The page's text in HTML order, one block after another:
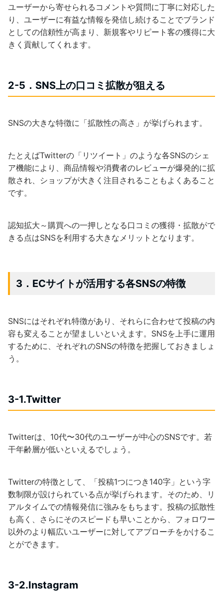
ユーザーから寄せられるコメントや質問に丁寧に対応した
り、ユーザーに有益な情報を発信し続けることでブランド
としての信頼性が高まり、新規客やリピート客の獲得に大
きく貢献してくれます。
2-5．SNS上の口コミ拡散が狙える
SNSの大きな特徴に「拡散性の高さ」が挙げられます。
たとえばTwitterの「リツイート」のような各SNSのシェ
ア機能により、商品情報や消費者のレビューが爆発的に拡
散され、ショップが大きく注目されることもよくあること
です。
認知拡大～購買への一押しとなる口コミの獲得・拡散がで
きる点はSNSを利用する大きなメリットとなります。
3．ECサイトが活用する各SNSの特徴
SNSにはそれぞれ特徴があり、それらに合わせて投稿の内
容も変えることが望ましいといえます。SNSを上手に運用
するために、それぞれのSNSの特徴を把握しておきましょ
う。
3-1.Twitter
Twitterは、10代〜30代のユーザーが中心のSNSです。若
干年齢層が低いといえるでしょう。
Twitterの特徴として、「投稿1つにつき140字」という字
数制限が設けられている点が挙げられます。そのため、リ
アルタイムでの情報発信に強みをもちます。投稿の拡散性
も高く、さらにそのスピードも早いことから、フォロワー
以外のより幅広いユーザーに対してアプローチをかけるこ
とができます。
3-2.Instagram